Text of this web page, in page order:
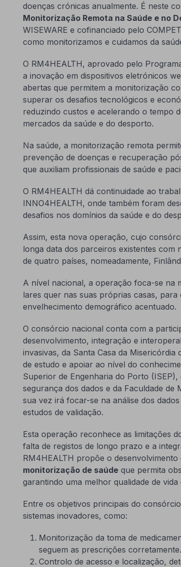
doenças crónicas anualmente. É neste
Monitorização Remota na Saúde e no
WISEWARE e cofinanciado pelo
como monitorizamos e cuidamos da
O RM4HEALTH, aprovado pelo
a inovação em dispositivos eletrónicos
abertas que permitem a monitorização
superar os desafios tecnológicos e
reduzindo custos e acelerando o tempo
mercados da saúde e do desporto.
Na saúde, a monitorização remota
prevenção de doenças e recuperação
que auxiliam profissionais de saúde e
O RM4HEALTH dá continuidade ao
INNO4HEALTH, onde também foram
desafios nos domínios da saúde e do
Assim, esta nova operação, cujo
longa data dos parceiros existentes
de quatro países, nomeadamente,
A nível nacional, a operação foca-se na
lares quer nas suas próprias casas,
envelhecimento demográfico acentuado.
O consórcio nacional conta com a
desenvolvimento, integração e
invasivas, da Santa Casa da
de estudo e apoiar ao nível do
Superior de Engenharia do Porto
segurança dos dados e da Faculdade
sua vez irá focar-se na análise dos
estudos de validação.
Esta operação reconhece as limitações
falta de registos de longo prazo e a
RM4HEALTH propõe o desenvolvimento
monitorização de saúdeque permita
garantindo uma melhor qualidade de
Entre os objetivos principais do
sistemas inovadores, como:
Monitorização da toma de
seguem as prescrições corretamente.
Controlo de acesso e localização,